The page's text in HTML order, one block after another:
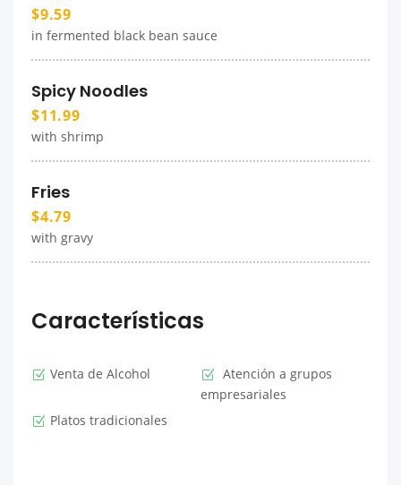
$9.59
in fermented black bean sauce
Spicy Noodles
$11.99
with shrimp
Fries
$4.79
with gravy
Características
Venta de Alcohol
Atención a grupos
empresariales
Platos tradicionales